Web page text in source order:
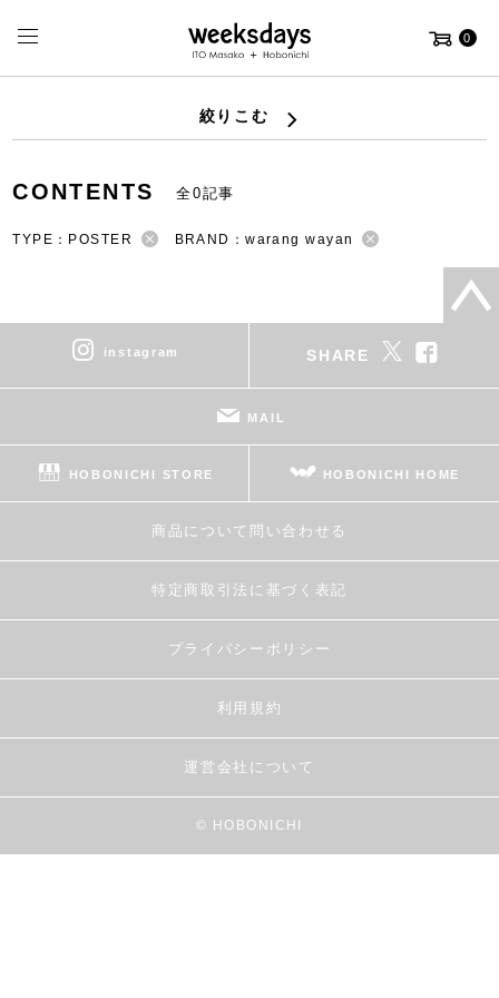
0
絞りこむ
CONTENTS 全0記事
TYPE：POSTER BRAND：warang wayan
instagram SHARE
MAIL
HOBONICHI STORE HOBONICHI HOME
商品について問い合わせる
特定商取引法に基づく表記
プライバシーポリシー
利用規約
運営会社について
© HOBONICHI